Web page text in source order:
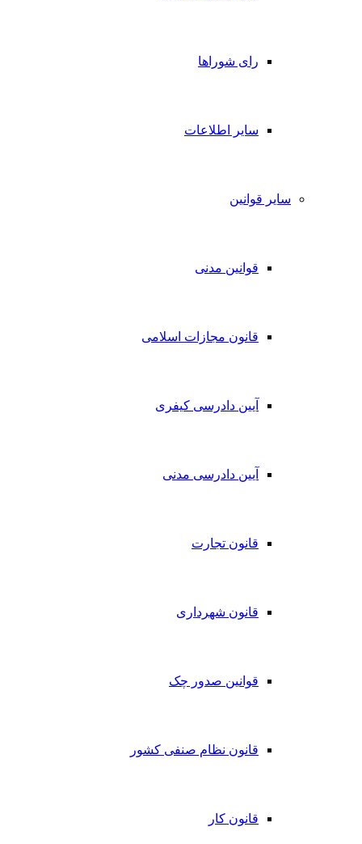
رای شوراها
سایر اطلاعات
سایر قوانین
قوانین مدنی
قانون مجازات اسلامی
آیین دادرسی کیفری
آیین دادرسی مدنی
قانون تجارت
قانون شهرداری
قوانین صدور چک
قانون نظام صنفی کشور
قانون کار